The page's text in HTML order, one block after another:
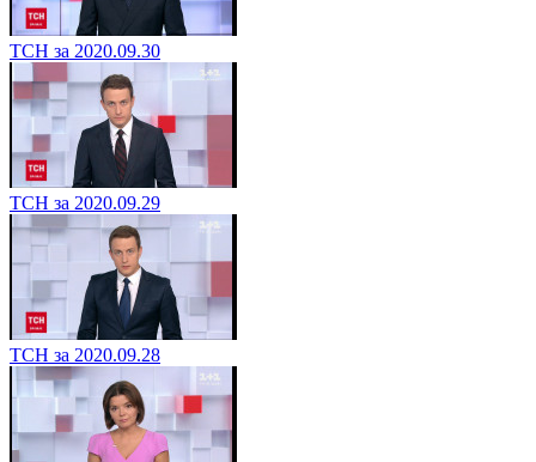
ТСН за 2020.09.30
ТСН за 2020.09.29
ТСН за 2020.09.28